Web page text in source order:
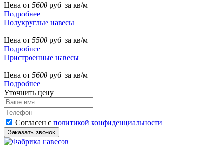
Цена от 5600 руб. за кв/м
Подробнее
Полукруглые навесы
Цена от 5500 руб. за кв/м
Подробнее
Пристроенные навесы
Цена от 5600 руб. за кв/м
Подробнее
Уточнить цену
Согласен с политикой конфиденциальности